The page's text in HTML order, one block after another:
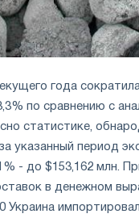
года
по сравнению с
статистике,
указанный период
- до $153,162 млн.
в денежном
Украина